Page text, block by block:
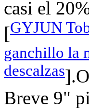
casi el
[GYJUN
ganchillo la
descalzas
Breve 9"